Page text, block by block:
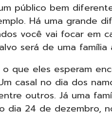
público bem
Há uma grande
você vai focar em
será de uma família
que eles esperam
casal no dia dos
outros. Já uma
dia 24 de dezembro,